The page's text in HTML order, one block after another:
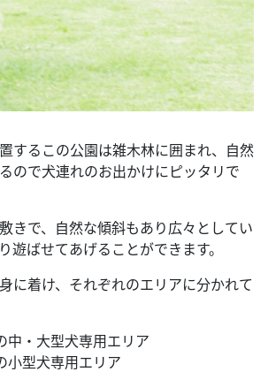
するこの公園は雑木林に囲まれ、自然
ので犬連れのお出かけにピッタリで
きで、自然な傾斜もあり広々としてい
遊ばせてあげることができます。
に着け、それぞれのエリアに分かれて
中・大型犬専用エリア
小型犬専用エリア